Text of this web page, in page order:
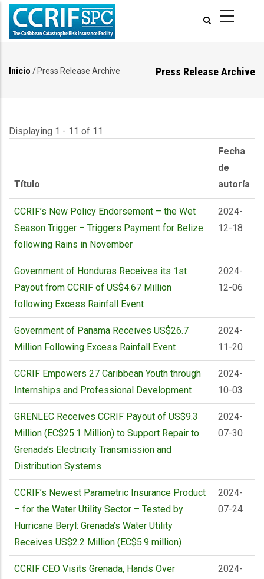
Pasar
contenido
Press Release Archive
navegación
Inicio / Press Release Archive
Displaying 1 - 11 of 11
Título
Fecha
de
autoría
CCRIF’s New Policy Endorsement – the Wet
Season Trigger – Triggers Payment for Belize
following Rains in November
2024-
12-18
Government of Honduras Receives its 1st
Payout from CCRIF of US$4.67 Million
following Excess Rainfall Event
2024-
12-06
Government of Panama Receives US$26.7
Million Following Excess Rainfall Event
2024-
11-20
CCRIF Empowers 27 Caribbean Youth through
Internships and Professional Development
2024-
10-03
GRENLEC Receives CCRIF Payout of US$9.3
Million (EC$25.1 Million) to Support Repair to
Grenada’s Electricity Transmission and
Distribution Systems
2024-
07-30
CCRIF’s Newest Parametric Insurance Product
– for the Water Utility Sector – Tested by
Hurricane Beryl: Grenada’s Water Utility
Receives US$2.2 Million (EC$5.9 million)
2024-
07-24
CCRIF CEO Visits Grenada, Hands Over
2024-